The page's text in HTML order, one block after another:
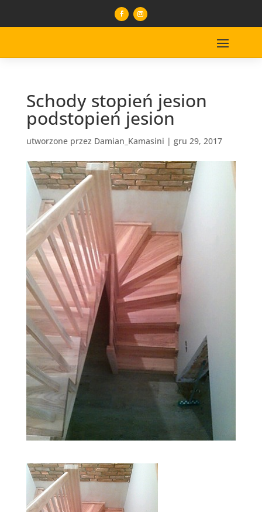
Schody stopień jesion
podstopień jesion
utworzone przez Damian_Kamasini | gru 29, 2017